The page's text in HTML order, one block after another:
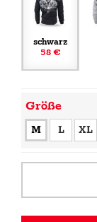
schwarz
58 €
Größe
M L XL